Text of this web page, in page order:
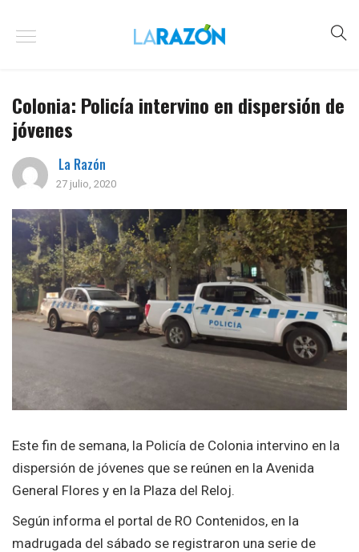
Colonia: Policía intervino en dispersión de
jóvenes
La Razón
27 julio, 2020
Este fin de semana, la Policía de Colonia intervino en la
dispersión de jóvenes que se reúnen en la Avenida
General Flores y en la Plaza del Reloj.
Según informa el portal de RO Contenidos, en la
madrugada del sábado se registraron una serie de